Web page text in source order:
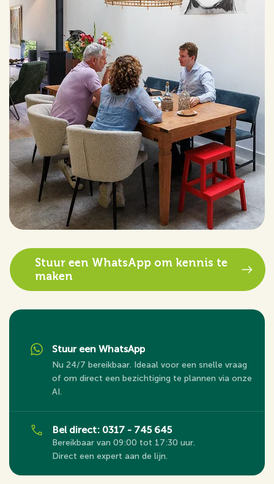
Stuur een WhatsApp om kennis te
maken
Stuur een WhatsApp
Nu 24/7 bereikbaar. Ideaal voor een snelle vraag
of om direct een bezichtiging te plannen via onze
AI.
Bel direct: 0317 - 745 645
Bereikbaar van 09:00 tot 17:30 uur.
Direct een expert aan de lijn.